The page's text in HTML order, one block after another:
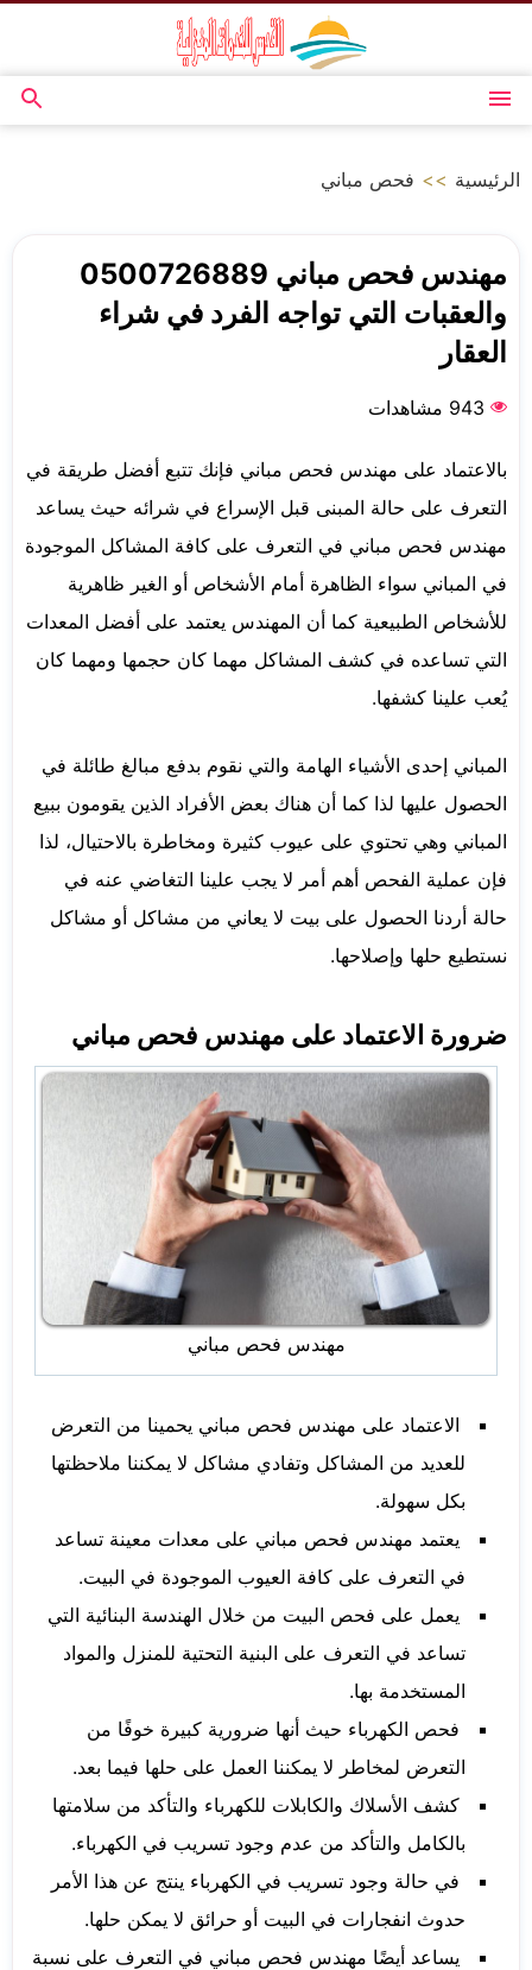
المحتوى
القائمة
بحث
الرئيسية >> فحص مباني
مهندس فحص مباني 0500726889
والعقبات التي تواجه الفرد في شراء
العقار
943 مشاهدات
بالاعتماد على مهندس فحص مباني فإنك تتبع أفضل طريقة في
التعرف على حالة المبنى قبل الإسراع في شرائه حيث يساعد
مهندس فحص مباني في التعرف على كافة المشاكل الموجودة
في المباني سواء الظاهرة أمام الأشخاص أو الغير ظاهرية
للأشخاص الطبيعية كما أن المهندس يعتمد على أفضل المعدات
التي تساعده في كشف المشاكل مهما كان حجمها ومهما كان
يُعب علينا كشفها.
المباني إحدى الأشياء الهامة والتي نقوم بدفع مبالغ طائلة في
الحصول عليها لذا كما أن هناك بعض الأفراد الذين يقومون ببيع
المباني وهي تحتوي على عيوب كثيرة ومخاطرة بالاحتيال، لذا
فإن عملية الفحص أهم أمر لا يجب علينا التغاضي عنه في
حالة أردنا الحصول على بيت لا يعاني من مشاكل أو مشاكل
نستطيع حلها وإصلاحها.
ضرورة الاعتماد على مهندس فحص مباني
مهندس فحص مباني
الاعتماد على مهندس فحص مباني يحمينا من التعرض
للعديد من المشاكل وتفادي مشاكل لا يمكننا ملاحظتها
بكل سهولة.
يعتمد مهندس فحص مباني على معدات معينة تساعد
في التعرف على كافة العيوب الموجودة في البيت.
يعمل على فحص البيت من خلال الهندسة البنائية التي
تساعد في التعرف على البنية التحتية للمنزل والمواد
المستخدمة بها.
فحص الكهرباء حيث أنها ضرورية كبيرة خوفًا من
التعرض لمخاطر لا يمكننا العمل على حلها فيما بعد.
كشف الأسلاك والكابلات للكهرباء والتأكد من سلامتها
بالكامل والتأكد من عدم وجود تسريب في الكهرباء.
في حالة وجود تسريب في الكهرباء ينتج عن هذا الأمر
حدوث انفجارات في البيت أو حرائق لا يمكن حلها.
يساعد أيضًا مهندس فحص مباني في التعرف على نسبة